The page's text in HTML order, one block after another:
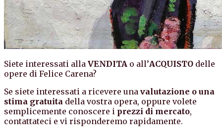
Siete interessati alla VENDITA o all’ACQUISTO delle
opere di Felice Carena?
Se siete interessati a ricevere una valutazione o una
stima gratuita della vostra opera, oppure volete
semplicemente conoscere i prezzi di mercato,
contattateci e vi risponderemo rapidamente.